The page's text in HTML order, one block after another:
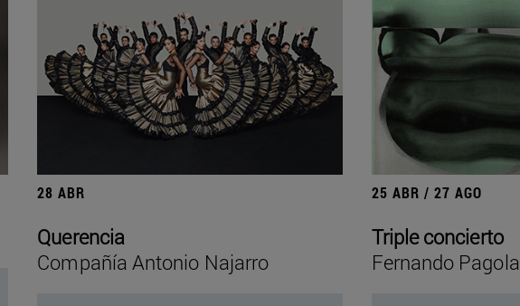
28 ABR
Querencia
Compañía Antonio Najarro
25 ABR / 27 AGO
Triple concierto
Fernando Pagola